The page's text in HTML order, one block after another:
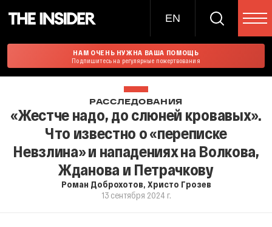
EN
НАМ ОЧЕНЬ НУЖНА ВАША ПОМОЩЬ
Подпишитесь на регулярные пожертвования
РАССЛЕДОВАНИЯ
«Жестче надо, до слюней кровавых».
Что известно о «переписке
Невзлина» и нападениях на Волкова,
Жданова и Петрачкову
Роман Доброхотов, Христо Грозев
13 сентября 2024 г.